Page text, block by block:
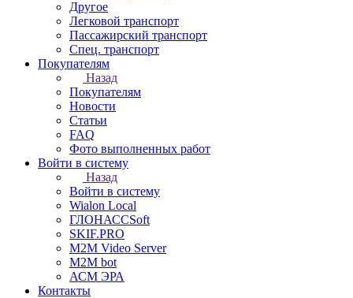
Другое
Легковой транспорт
Пассажирский транспорт
Спец. транспорт
Покупателям
Назад
Покупателям
Новости
Статьи
FAQ
Фото выполненных работ
Войти в систему
Назад
Войти в систему
Wialon Local
ГЛОНАССSoft
SKIF.PRO
M2M Video Server
М2М bot
АСМ ЭРА
Контакты